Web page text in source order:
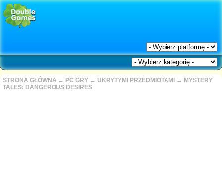
STRONA GŁÓWNA → PC GRY → UKRYTYMI PRZEDMIOTAMI → MYSTERY
TALES: DANGEROUS DESIRES